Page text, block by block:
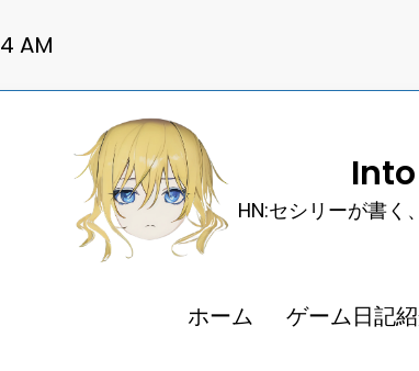
AM
HN:セシリーが書く
ホーム ゲーム日記